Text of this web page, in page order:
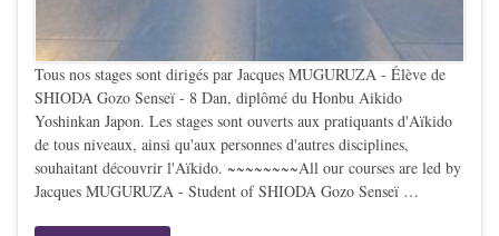
Tous nos stages sont dirigés par Jacques MUGURUZA - Élève de
SHIODA Gozo Senseï - 8 Dan, diplômé du Honbu Aikido
Yoshinkan Japon. Les stages sont ouverts aux pratiquants d'Aïkido
de tous niveaux, ainsi qu'aux personnes d'autres disciplines,
souhaitant découvrir l'Aïkido. ~~~~~~~~All our courses are led by
Jacques MUGURUZA - Student of SHIODA Gozo Senseï …